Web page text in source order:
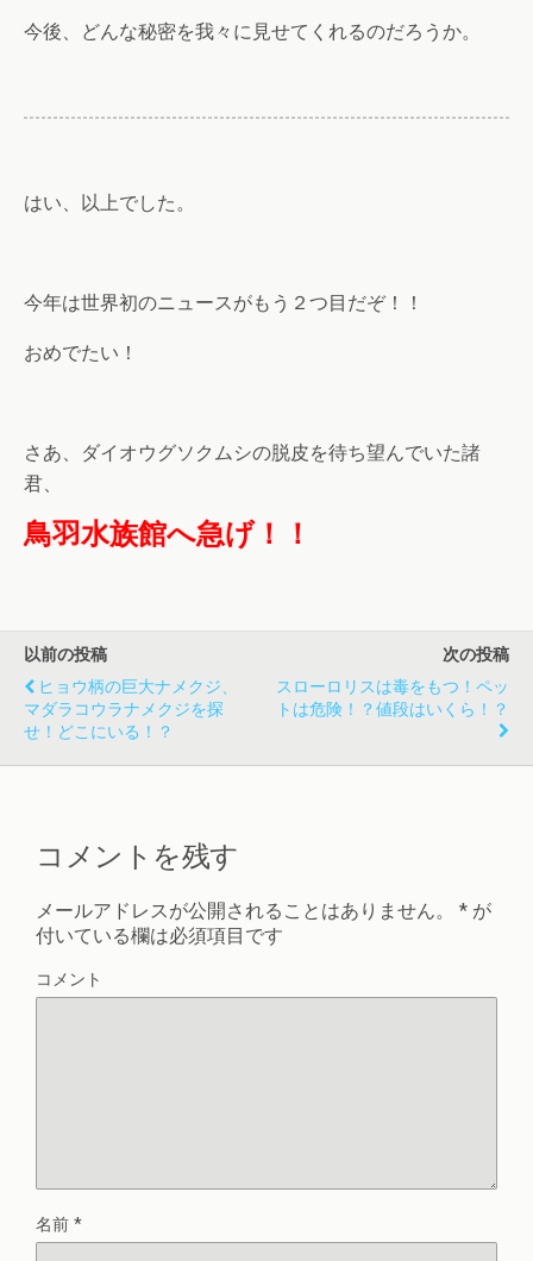
今後、どんな秘密を我々に見せてくれるのだろうか。
はい、以上でした。
今年は世界初のニュースがもう２つ目だぞ！！
おめでたい！
さあ、ダイオウグソクムシの脱皮を待ち望んでいた諸
君、
鳥羽水族館へ急げ！！
以前の投稿
ヒョウ柄の巨大ナメクジ、
マダラコウラナメクジを探
せ！どこにいる！？
次の投稿
スローロリスは毒をもつ！ペッ
トは危険！？値段はいくら！？
コメントを残す
メールアドレスが公開されることはありません。 * が
付いている欄は必須項目です
コメント
名前 *